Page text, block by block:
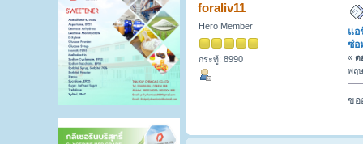
foraliv11
Hero Member
กระทู้: 8990
แอ
ซ่อ
« ต
พฤ
ขอ